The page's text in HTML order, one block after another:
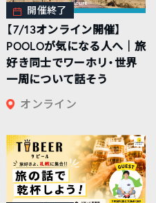
開催終了
【7/13オンライン開催】
POOLOが気になる人へ｜旅
好き同士でワーホリ・世界
一周について話そう
オンライン